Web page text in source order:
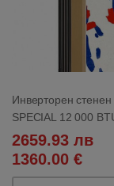
Инверторен
SPECIAL 12 000
2659.93 лв
1360.00 €